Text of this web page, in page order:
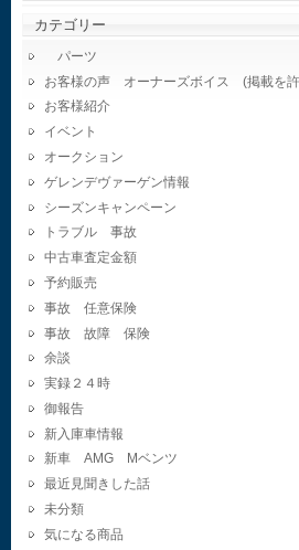
カテゴリー
パーツ
お客様の声 オーナーズボイス (掲載を
お客様紹介
イベント
オークション
ゲレンデヴァーゲン情報
シーズンキャンペーン
トラブル 事故
中古車査定金額
予約販売
事故 任意保険
事故 故障 保険
余談
実録２４時
御報告
新入庫車情報
新車 AMG Mベンツ
最近見聞きした話
未分類
気になる商品